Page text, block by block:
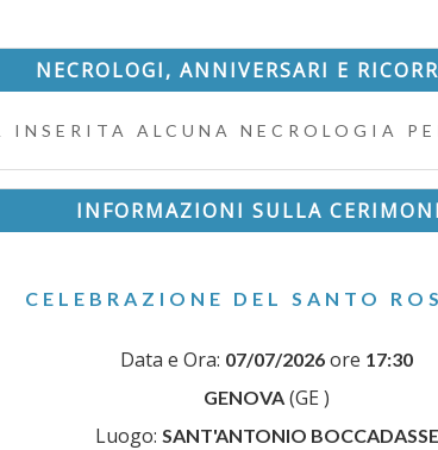
NECROLOGI, ANNIVERSARI E
INSERITA ALCUNA NECROLOGIA
INFORMAZIONI SULLA
CELEBRAZIONE DEL SANTO
Data e Ora: 07/07/2026 ore 17:30
GENOVA(GE )
Luogo: SANT'ANTONIO BOCCADASSE